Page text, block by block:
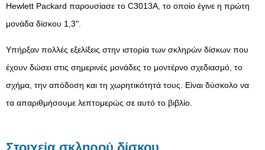
Hewlett Packard παρουσίασε το C3013A, το οποίο έγινε η πρώτη
μονάδα δίσκου 1,3".
Υπήρξαν πολλές εξελίξεις στην ιστορία των σκληρών δίσκων που
έχουν δώσει στις σημερινές μονάδες το μοντέρνο σχεδιασμό, το
σχήμα, την απόδοση και τη χωρητικότητά τους. Είναι δύσκολο να
τα απαριθμήσουμε λεπτομερώς σε αυτό το βιβλίο.
Στοιχεία σκληρού δίσκου